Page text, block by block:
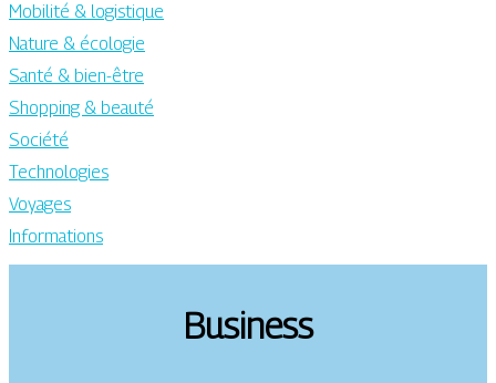
Mobilité & logistique
Nature & écologie
Santé & bien-être
Shopping & beauté
Société
Technologies
Voyages
Informations
Business